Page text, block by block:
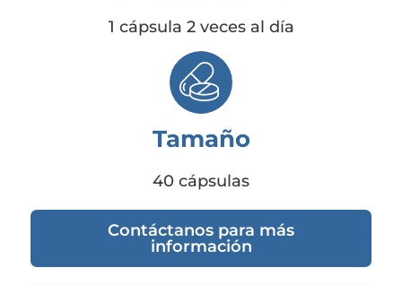
1 cápsula 2 veces al día
Tamaño
40 cápsulas
Contáctanos para más
información